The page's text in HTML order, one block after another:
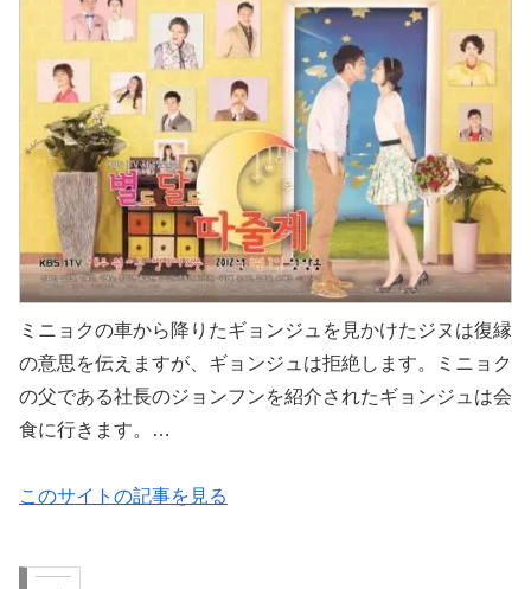
ミニョクの車から降りたギョンジュを見かけたジヌは復縁
の意思を伝えますが、ギョンジュは拒絶します。ミニョク
の父である社長のジョンフンを紹介されたギョンジュは会
食に行きます。…
このサイトの記事を見る